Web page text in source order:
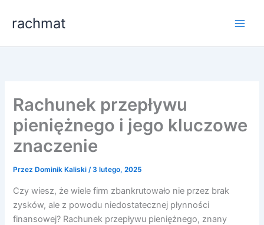
rachmat
Rachunek przepływu
pieniężnego i jego kluczowe
znaczenie
Przez Dominik Kaliski/3 lutego, 2025
Czy wiesz, że wiele firm zbankrutowało nie przez brak
zysków, ale z powodu niedostatecznej płynności
finansowej? Rachunek przepływu pieniężnego, znany